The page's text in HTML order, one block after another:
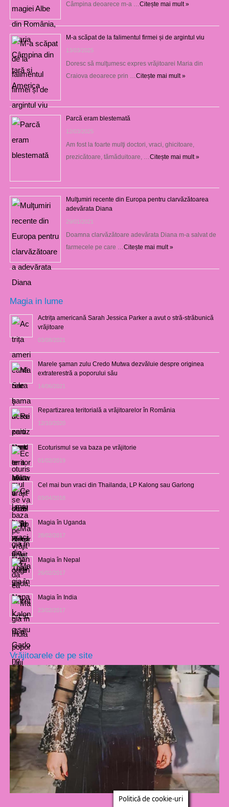
Câmpina deoarece m-a …Citește mai mult »
M-a scăpat de la falimentul firmei și de argintul viu
13/03/2025
Doresc să mulţumesc expres vrăjitoarei Maria din
Craiova deoarece prin …Citește mai mult »
Parcă eram blestemată
12/03/2025
Am fost la foarte mulţi doctori, vraci, ghicitoare,
prezicătoare, tămăduitoare, …Citește mai mult »
Mulţumiri recente din Europa pentru clarvăzătoarea
adevărata Diana
29/01/2021
Doamna clarvăzătoare adevărata Diana m-a salvat de
farmecele pe care …Citește mai mult »
Magia in lume
Actrița americană Sarah Jessica Parker a avut o stră-străbunică
vrăjitoare
03/08/2021
Marele şaman zulu Credo Mutwa dezvăluie despre originea
extraterestră a poporului său
14/06/2021
Repartizarea teritorială a vrăjitoarelor în România
12/10/2020
Ecoturismul se va baza pe vrăjitorie
01/02/2019
Cel mai bun vraci din Thailanda, LP Kalong sau Garlong
03/04/2018
Magia în Uganda
28/02/2017
Magia în Nepal
26/02/2017
Magia în India
23/02/2017
Vrăjitoarele de pe site
Politică de cookie-uri